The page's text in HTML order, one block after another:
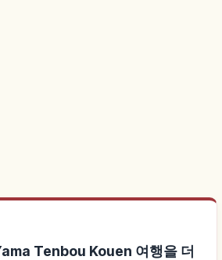
Tenbou Kouen 여행을 더